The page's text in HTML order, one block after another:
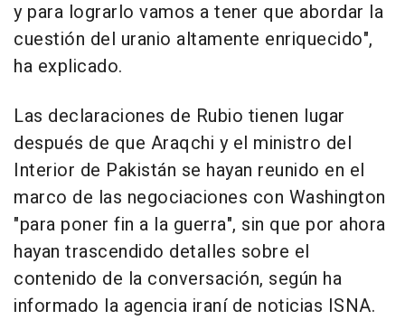
y para lograrlo vamos a tener que abordar la
cuestión del uranio altamente enriquecido",
ha explicado.
Las declaraciones de Rubio tienen lugar
después de que Araqchi y el ministro del
Interior de Pakistán se hayan reunido en el
marco de las negociaciones con Washington
"para poner fin a la guerra", sin que por ahora
hayan trascendido detalles sobre el
contenido de la conversación, según ha
informado la agencia iraní de noticias ISNA.